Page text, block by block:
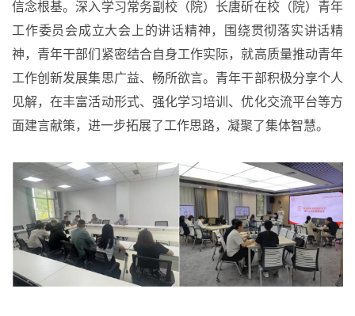
信念根基。深入学习常务副校（院）长唐斫在校（院）青年
工作委员会成立大会上的讲话精神，围绕贯彻落实讲话精
神，青年干部们紧密结合自身工作实际，就高质量推动青年
工作创新发展集思广益、畅所欲言。青年干部积极分享个人
见解，在丰富活动形式、强化学习培训、优化交流平台等方
面建言献策，进一步拓展了工作思路，凝聚了集体智慧。